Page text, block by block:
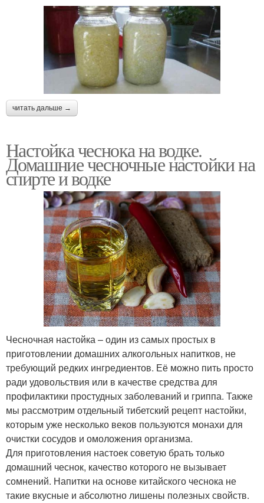
читать дальше →
Настойка чеснока на водке.
Домашние чесночные настойки на
спирте и водке
Чесночная настойка – один из самых простых в
приготовлении домашних алкогольных напитков, не
требующий редких ингредиентов. Её можно пить просто
ради удовольствия или в качестве средства для
профилактики простудных заболеваний и гриппа. Также
мы рассмотрим отдельный тибетский рецепт настойки,
которым уже несколько веков пользуются монахи для
очистки сосудов и омоложения организма.
Для приготовления настоек советую брать только
домашний чеснок, качество которого не вызывает
сомнений. Напитки на основе китайского чеснока не
такие вкусные и абсолютно лишены полезных свойств.